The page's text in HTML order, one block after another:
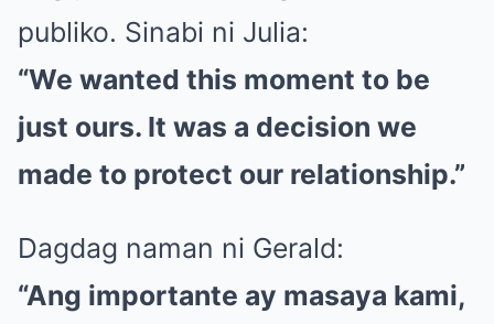
publiko. Sinabi ni Julia:
“We wanted this moment to be
just ours. It was a decision we
made to protect our relationship.”
Dagdag naman ni Gerald:
“Ang importante ay masaya kami,